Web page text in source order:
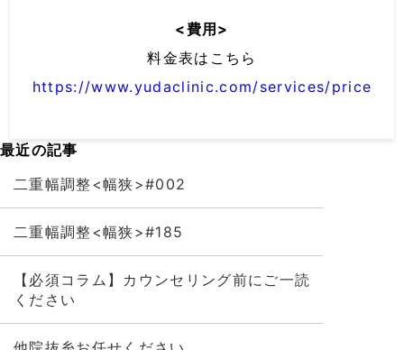
<費用>
料金表はこちら
https://www.yudaclinic.com/services/price
最近の記事
二重幅調整<幅狭>#002
二重幅調整<幅狭>#185
【必須コラム】カウンセリング前にご一読
ください